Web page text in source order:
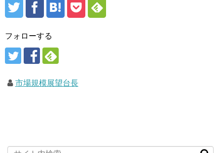
フォローする
市場規模展望台長